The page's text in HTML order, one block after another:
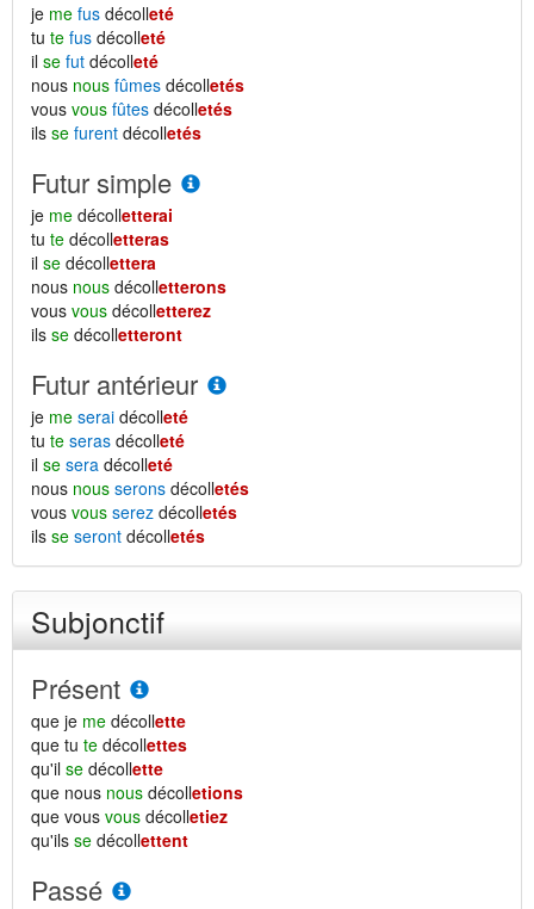
je me fus décolleté
tu te fus décolleté
il se fut décolleté
nous nous fûmes décolletés
vous vous fûtes décolletés
ils se furent décolletés
Futur simple
je me décolletterai
tu te décolletteras
il se décollettera
nous nous décolletterons
vous vous décolletterez
ils se décolletteront
Futur antérieur
je me serai décolleté
tu te seras décolleté
il se sera décolleté
nous nous serons décolletés
vous vous serez décolletés
ils se seront décolletés
Subjonctif
Présent
que je me décollette
que tu te décollettes
qu'il se décollette
que nous nous décolletions
que vous vous décolletiez
qu'ils se décollettent
Passé